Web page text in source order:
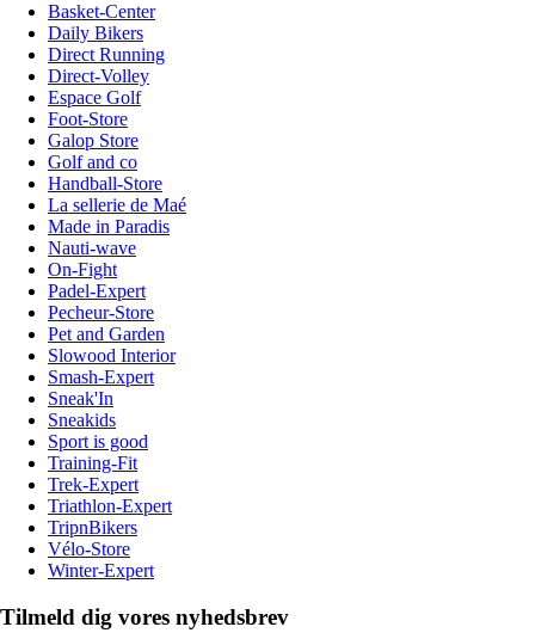
Basket-Center
Daily Bikers
Direct Running
Direct-Volley
Espace Golf
Foot-Store
Galop Store
Golf and co
Handball-Store
La sellerie de Maé
Made in Paradis
Nauti-wave
On-Fight
Padel-Expert
Pecheur-Store
Pet and Garden
Slowood Interior
Smash-Expert
Sneak'In
Sneakids
Sport is good
Training-Fit
Trek-Expert
Triathlon-Expert
TripnBikers
Vélo-Store
Winter-Expert
Tilmeld dig vores nyhedsbrev